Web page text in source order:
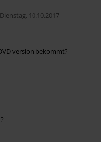
10.10.2017
version bekommt?